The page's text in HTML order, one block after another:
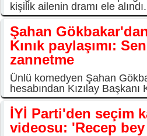
kişilik ailenin dramı ele
Şahan
Kınık paylaşımı:
zannetme
Ünlü komedyen Şahan
hesabından Kızılay Başkanı
İYİ Parti'den seçim
videosu: 'Recep